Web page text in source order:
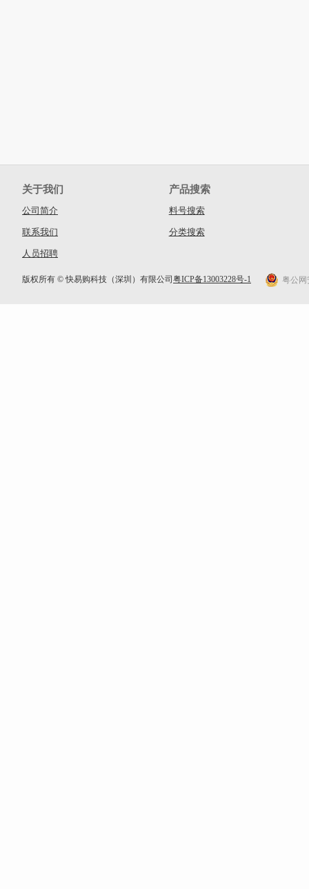
关于我们
公司简介
联系我们
人员招聘
产品搜索
料号搜索
分类搜索
版权所有 © 快易购科技（深圳）有限公司 粤ICP备13003228号-1 粤公网